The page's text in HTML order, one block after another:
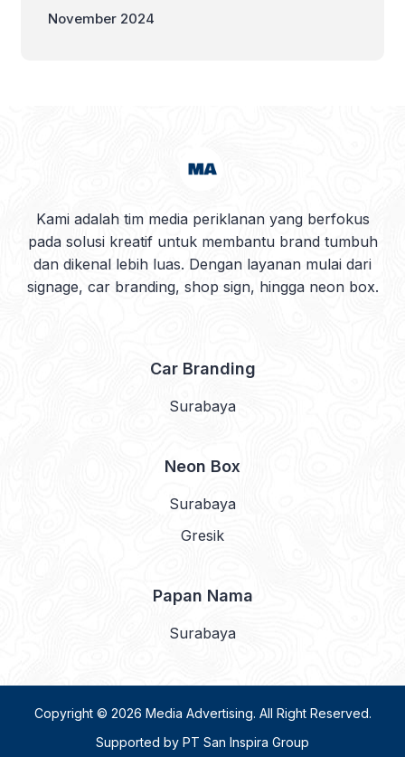
November 2024
Kami adalah tim media periklanan yang berfokus
pada solusi kreatif untuk membantu brand tumbuh
dan dikenal lebih luas. Dengan layanan mulai dari
signage, car branding, shop sign, hingga neon box.
Car Branding
Surabaya
Neon Box
Surabaya
Gresik
Papan Nama
Surabaya
Copyright © 2026 Media Advertising. All Right Reserved.
Supported by PT San Inspira Group